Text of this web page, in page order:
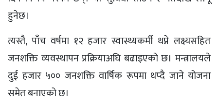
हुनेछ।
त्यस्तै, पाँच वर्षमा १२ हजार स्वास्थ्यकर्मी थप्ने लक्ष्यसहित
जनशक्ति व्यवस्थापन प्रक्रियाअघि बढाइएको छ। मन्त्रालयले
दुई हजार ५०० जनशक्ति वार्षिक रूपमा थप्दै जाने योजना
समेत बनाएको छ।